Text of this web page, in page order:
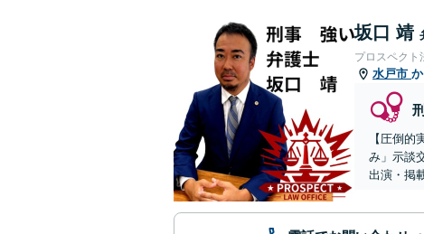
坂口 靖
プロスペクト
水戸市
【圧倒
み」示談
出演・掲